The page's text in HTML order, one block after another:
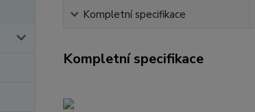
Kompletní specifikace
Kompletní specifikace